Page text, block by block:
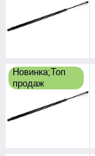
Новинка;Топ
продаж